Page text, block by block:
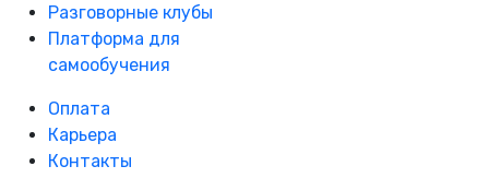
Разговорные клубы
Платформа для
самообучения
Оплата
Карьера
Контакты